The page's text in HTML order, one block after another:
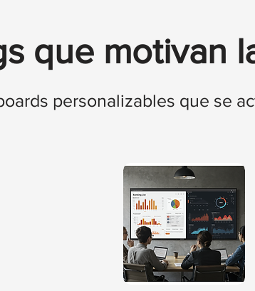
que motivan
personalizables que se